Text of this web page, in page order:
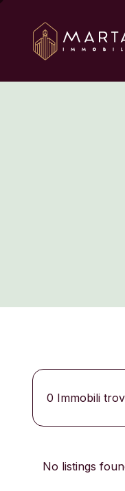
0 Immobili
No listings